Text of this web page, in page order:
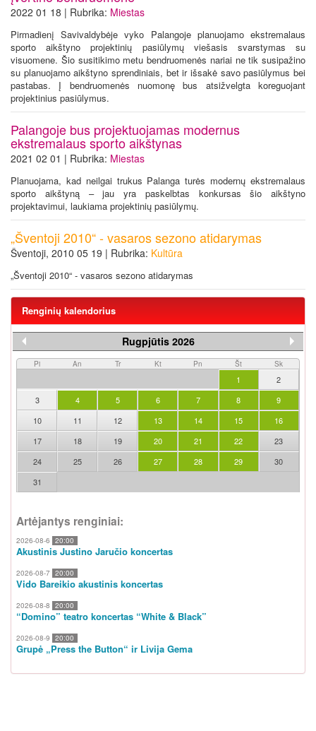
2022 01 18 | Rubrika: Miestas
Pirmadienį Savivaldybėje vyko Palangoje planuojamo ekstremalaus
sporto aikštyno projektinių pasiūlymų viešasis svarstymas su
visuomene. Šio susitikimo metu bendruomenės nariai ne tik susipažino
su planuojamo aikštyno sprendiniais, bet ir išsakė savo pasiūlymus bei
pastabas. Į bendruomenės nuomonę bus atsižvelgta koreguojant
projektinius pasiūlymus.
Palangoje bus projektuojamas modernus
ekstremalaus sporto aikštynas
2021 02 01 | Rubrika: Miestas
Planuojama, kad neilgai trukus Palanga turės modernų ekstremalaus
sporto aikštyną – jau yra paskelbtas konkursas šio aikštyno
projektavimui, laukiama projektinių pasiūlymų.
„Šventoji 2010“ - vasaros sezono atidarymas
Šventoji, 2010 05 19 | Rubrika: Kultūra
„Šventoji 2010“ - vasaros sezono atidarymas
Renginių kalendorius
Rugpjūtis 2026
Pi An Tr Kt Pn Št Sk
1
2
3
4 5 6 7 8
9
10
11 12 13 14 15
16
17
18 19 20 21 22
23
24
25 26 27 28 29
30
31
Artėjantys renginiai:
2026-08-6 20:00
Akustinis Justino Jaručio koncertas
2026-08-7 20:00
Vido Bareikio akustinis koncertas
2026-08-8 20:00
“Domino” teatro koncertas “White & Black”
2026-08-9 20:00
Grupė „Press the Button“ ir Livija Gema